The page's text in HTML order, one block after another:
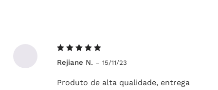
5de 5
Rejiane N. – 15/11/23
Produto de alta qualidade, entrega